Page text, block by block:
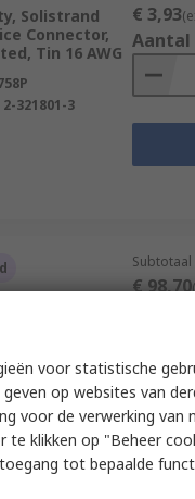
Solistrand
Connector,
Tin 16 AWG
2-321801-3
€ 3,93
Aantal
709836-1
€ 98,70
voor statistische
op websites van
voor de verwerking van
te klikken op "Beheer
tot bepaalde